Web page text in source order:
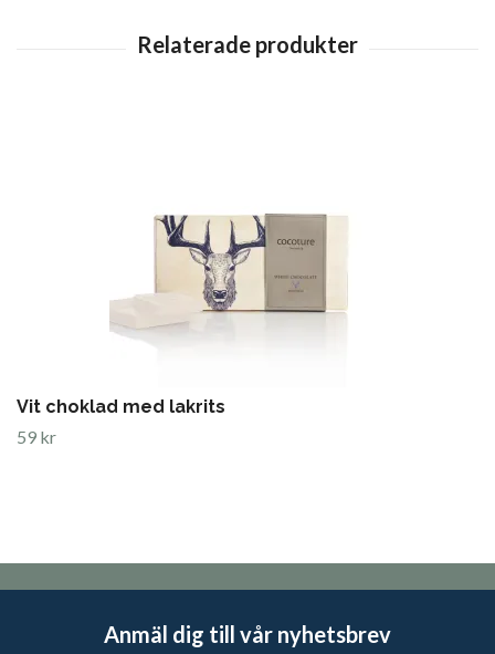
Vit choklad med lakrits
59 kr
Anmäl dig till vår nyhetsbrev